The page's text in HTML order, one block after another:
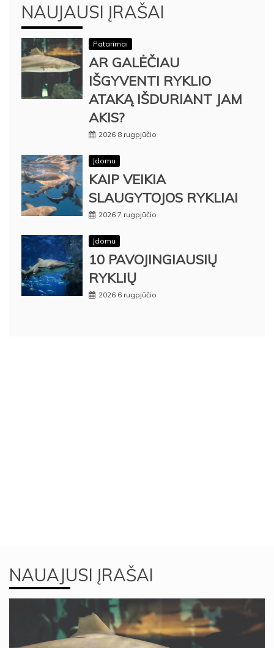
NAUJAUSI ĮRAŠAI
Patarimai
AR GALĖČIAU
IŠGYVENTI RYKLIO
ATAKĄ IŠDURIANT JAM
AKIS?
2026 8 rugpjūčio
Įdomu
KAIP VEIKIA
SLAUGYTOJOS RYKLIAI
2026 7 rugpjūčio
Įdomu
10 PAVOJINGIAUSIŲ
RYKLIŲ
2026 6 rugpjūčio
NAUAJUSI ĮRAŠAI